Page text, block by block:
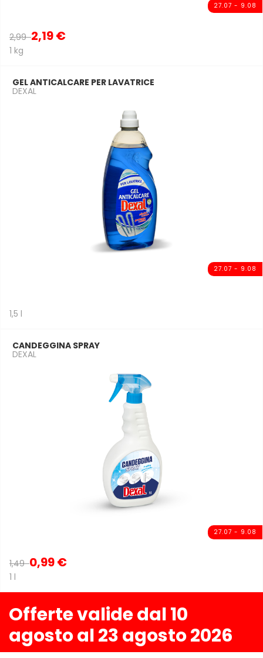
27.07 - 9.08
2,992,19 €
1 kg
27.07 - 9.08
GEL ANTICALCARE PER LAVATRICE
DEXAL
1,5 l
27.07 - 9.08
CANDEGGINA SPRAY
DEXAL
1,490,99 €
1 l
Offerte valide dal 10
agosto al 23 agosto 2026